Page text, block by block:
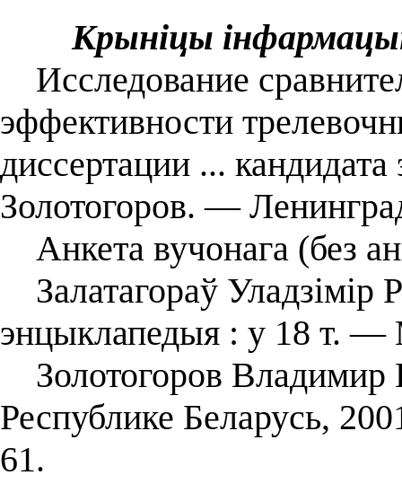
Крыніцы
Исследование
эффективности
диссертации ...
Золотогоров. —
Анкета вучонага (без
Залатагораў Уладзімір
энцыклапедыя : у 18 т.
Золотогоров Владимир
Республике Беларусь,
61.